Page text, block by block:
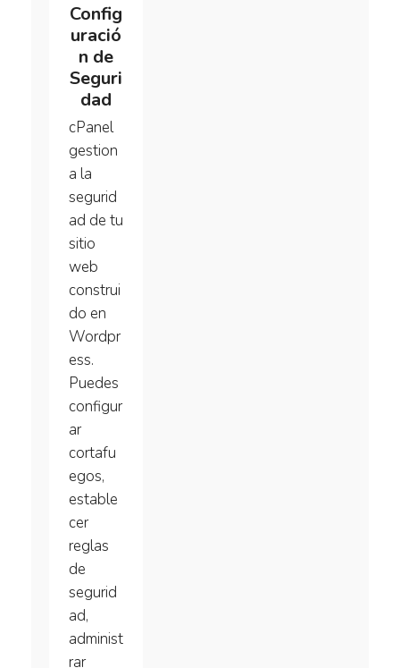
Config
uració
n de
Seguri
dad
cPanel
gestion
a la
segurid
ad de tu
sitio
web
construi
do en
Wordpr
ess.
Puedes
configur
ar
cortafu
egos,
estable
cer
reglas
de
segurid
ad,
administ
rar